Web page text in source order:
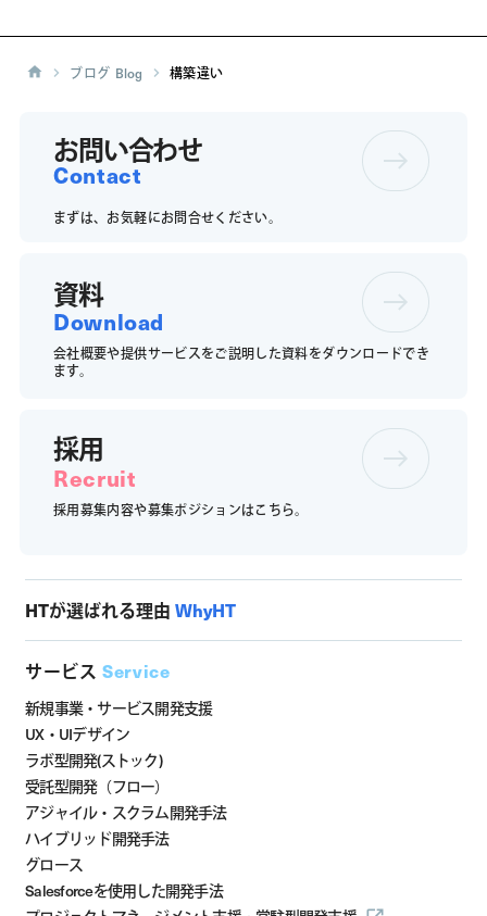
ブログ Blog 構築違い
お問い合わせ
Contact
まずは、お気軽にお問合せください。
資料
Download
会社概要や提供サービスをご説明した資料をダウンロードでき
ます。
採用
Recruit
採用募集内容や募集ポジションはこちら。
HTが選ばれる理由 WhyHT
サービス Service
新規事業・サービス開発支援
UX・UIデザイン
ラボ型開発(ストック)
受託型開発（フロー）
アジャイル・スクラム開発手法
ハイブリッド開発手法
グロース
Salesforceを使用した開発手法